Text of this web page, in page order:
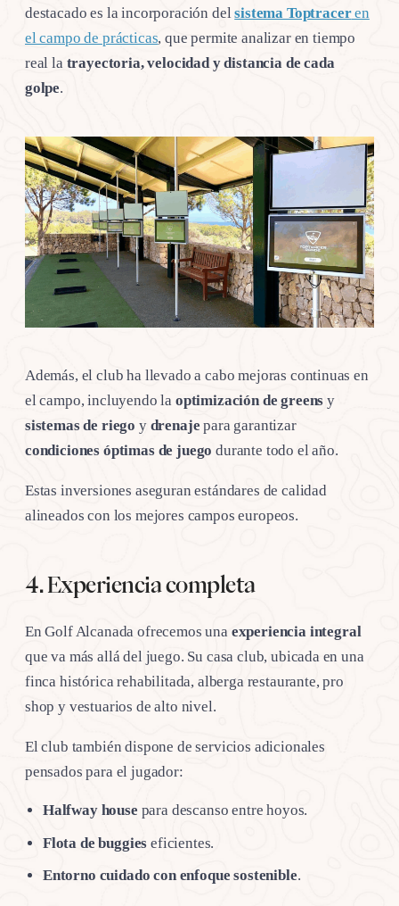
destacado es la incorporación delsistema Toptraceren
el campo de prácticas, que permite analizar en tiempo
real la trayectoria, velocidad y distancia de cada
golpe.
Además, el club ha llevado a cabo mejoras continuas en
el campo, incluyendo la optimización de greens y
sistemas de riego y drenaje para garantizar
condiciones óptimas de juegodurante todo el año.
Estas inversiones aseguran estándares de calidad
alineados con los mejores campos europeos.
4. Experiencia completa
En Golf Alcanada ofrecemos una experiencia integral
que va más allá del juego. Su casa club, ubicada en una
finca histórica rehabilitada, alberga restaurante, pro
shop y vestuarios de alto nivel.
El club también dispone de servicios adicionales
pensados para el jugador:
Halfway house para descanso entre hoyos.
Flota de buggies eficientes.
Entorno cuidado con enfoque sostenible.